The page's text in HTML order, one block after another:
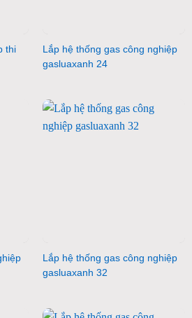
thi
Lắp hệ thống gas công nghiệp
gasluaxanh 24
Lắp hệ thống gas công nghiệp
gasluaxanh 32